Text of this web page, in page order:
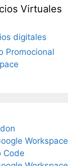
Virtuales
digitales
Promocional
Workspace
Code